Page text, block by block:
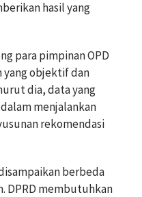
hasil yang
para pimpinan OPD
yang objektif dan
dia, data yang
menjalankan
rekomendasi
berbeda
DPRD membutuhkan